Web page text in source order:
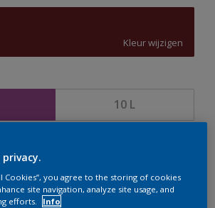
Kleur wijzigen
10 L
Bereken
Cookies”, you agree to the storing of cookies
site navigation, analyze site usage, and
efforts.
Info